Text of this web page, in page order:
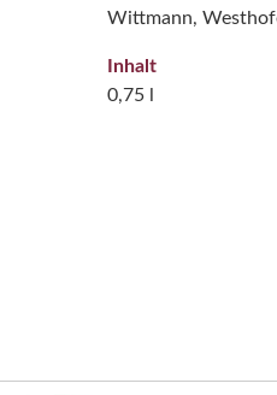
Wittmann,
Inhalt
0,75 l